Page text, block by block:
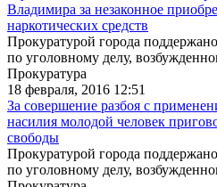
Владимира за незаконное
наркотических средств
Прокуратурой города
по уголовному делу,
Прокуратура
18 февраля, 2016 12:51
За совершение разбоя с
насилия молодой человек
свободы
Прокуратурой города
по уголовному делу,